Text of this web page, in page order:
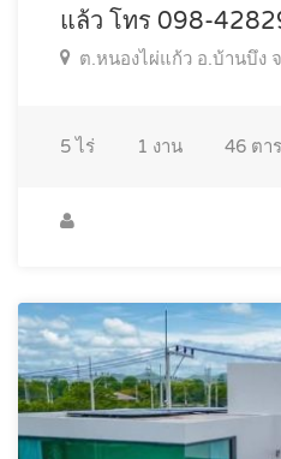
แล้ว โทร 098-
ต.หนองไผ่แก้ว อ.บ้านบึง
5ไร่ 1 งาน 46 ตา